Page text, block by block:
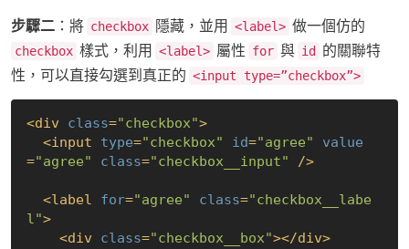
步驟二 ：將 checkbox 隱藏，並用 <label> 做一個仿的
checkbox 樣式，利用 <label> 屬性 for 與 id
的關聯特
性，可以直接勾選到真正的 <input type=”checkbox”>
<div class="checkbox">
<input type="checkbox" id="agree"
value
="agree" class="checkbox__input" />
<label for="agree" class="checkbox__labe
l">
<div class="checkbox__box"></div>